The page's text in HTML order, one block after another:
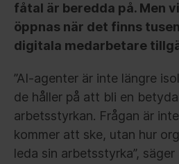
fåtal är beredda på. Men
öppnas när det finns
digitala medarbetare
”AI-agenter är inte längre
de håller på att bli en
arbetsstyrkan. Frågan är
kommer att ske, utan hur
leda sin arbetsstyrka”, säger